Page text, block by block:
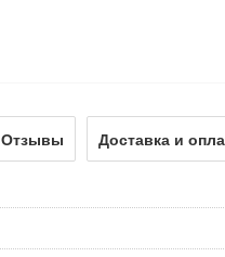
Отзывы Доставка и